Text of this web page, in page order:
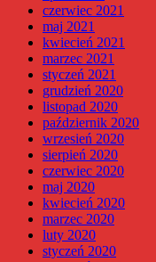
czerwiec 2021
maj 2021
kwiecień 2021
marzec 2021
styczeń 2021
grudzień 2020
listopad 2020
październik 2020
wrzesień 2020
sierpień 2020
czerwiec 2020
maj 2020
kwiecień 2020
marzec 2020
luty 2020
styczeń 2020